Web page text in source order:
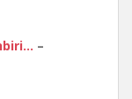
–